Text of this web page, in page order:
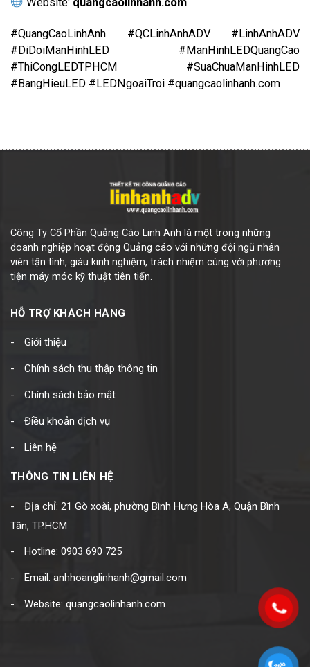
#QuangCaoLinhAnh #QCLinhAnhADV #LinhAnhADV
#DiDoiManHinhLED #ManHinhLEDQuangCao
#ThiCongLEDTPHCM #SuaChuaManHinhLED
#BangHieuLED #LEDNgoaiTroi #quangcaolinhanh.com
Công Ty Cổ Phần Quảng Cáo Linh Anh là một trong những
doanh nghiệp hoạt động Quảng cáo với những đội ngũ nhân
viên tận tình, giàu kinh nghiệm, trách nhiệm cùng với phương
tiện máy móc kỹ thuật tiên tiến.
HỖ TRỢ KHÁCH HÀNG
Giới thiệu
Chính sách thu thập thông tin
Chính sách bảo mật
Điều khoản dịch vụ
Liên hệ
THÔNG TIN LIÊN HỆ
Địa chỉ: 21 Gò xoài, phường Bình Hưng Hòa A, Quận Bình
Tân, TP.HCM
Hotline: 0903 690 725
Email: anhhoanglinhanh@gmail.com
Website: quangcaolinhanh.com